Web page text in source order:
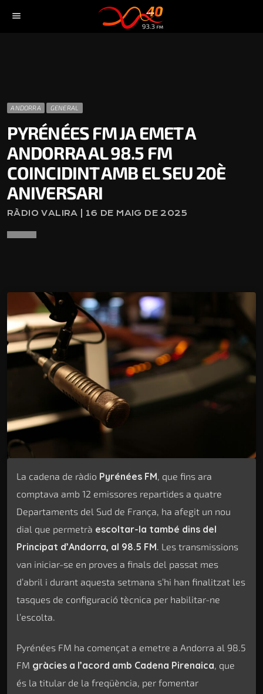
menu
ANDORRA GENERAL
PYRÉNÉES FM JA EMET A
ANDORRA AL 98.5 FM
COINCIDINT AMB EL SEU 20È
ANIVERSARI
RÀDIO VALIRA | 16 DE MAIG DE 2025
La cadena de ràdio Pyrénées FM , que fins ara
comptava amb 12 emissores repartides a quatre
Departaments del Sud de França, ha afegit un nou
dial que permetrà escoltar-la també dins del
Principat d’Andorra, al 98.5 FM . Les transmissions
van iniciar-se en proves a finals del passat mes
d’abril i durant aquesta setmana s’hi han finalitzat les
tasques de configuració tècnica per habilitar-ne
l’escolta.
Pyrénées FM ha començat a emetre a Andorra al 98.5
FM gràcies a l’acord amb Cadena Pirenaica, que
és la titular de la freqüència, per fomentar